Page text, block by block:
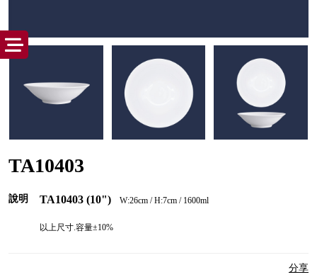
TA10403
說明 TA10403 (10") W:26cm / H:7cm / 1600ml
以上尺寸.容量±10%
分享